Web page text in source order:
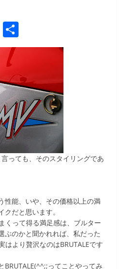
P
ck
有
っても、そのスタイリングであ
性能、いや、その価格以上の満
だと思います。
くって得る満足感は、ブルター
ぶのかと聞かれれば、私だった
はより贅沢なのはBRUTALEです
BRUTALE(^^;;ってことやってみ